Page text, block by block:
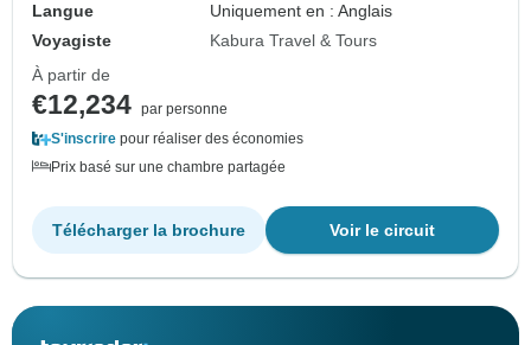
Langue
Uniquement en : Anglais
Voyagiste
Kabura Travel & Tours
À partir de
€12,234 par personne
S'inscrire pour réaliser des économies
Prix basé sur une chambre partagée
Voir le circuit
Télécharger la brochure